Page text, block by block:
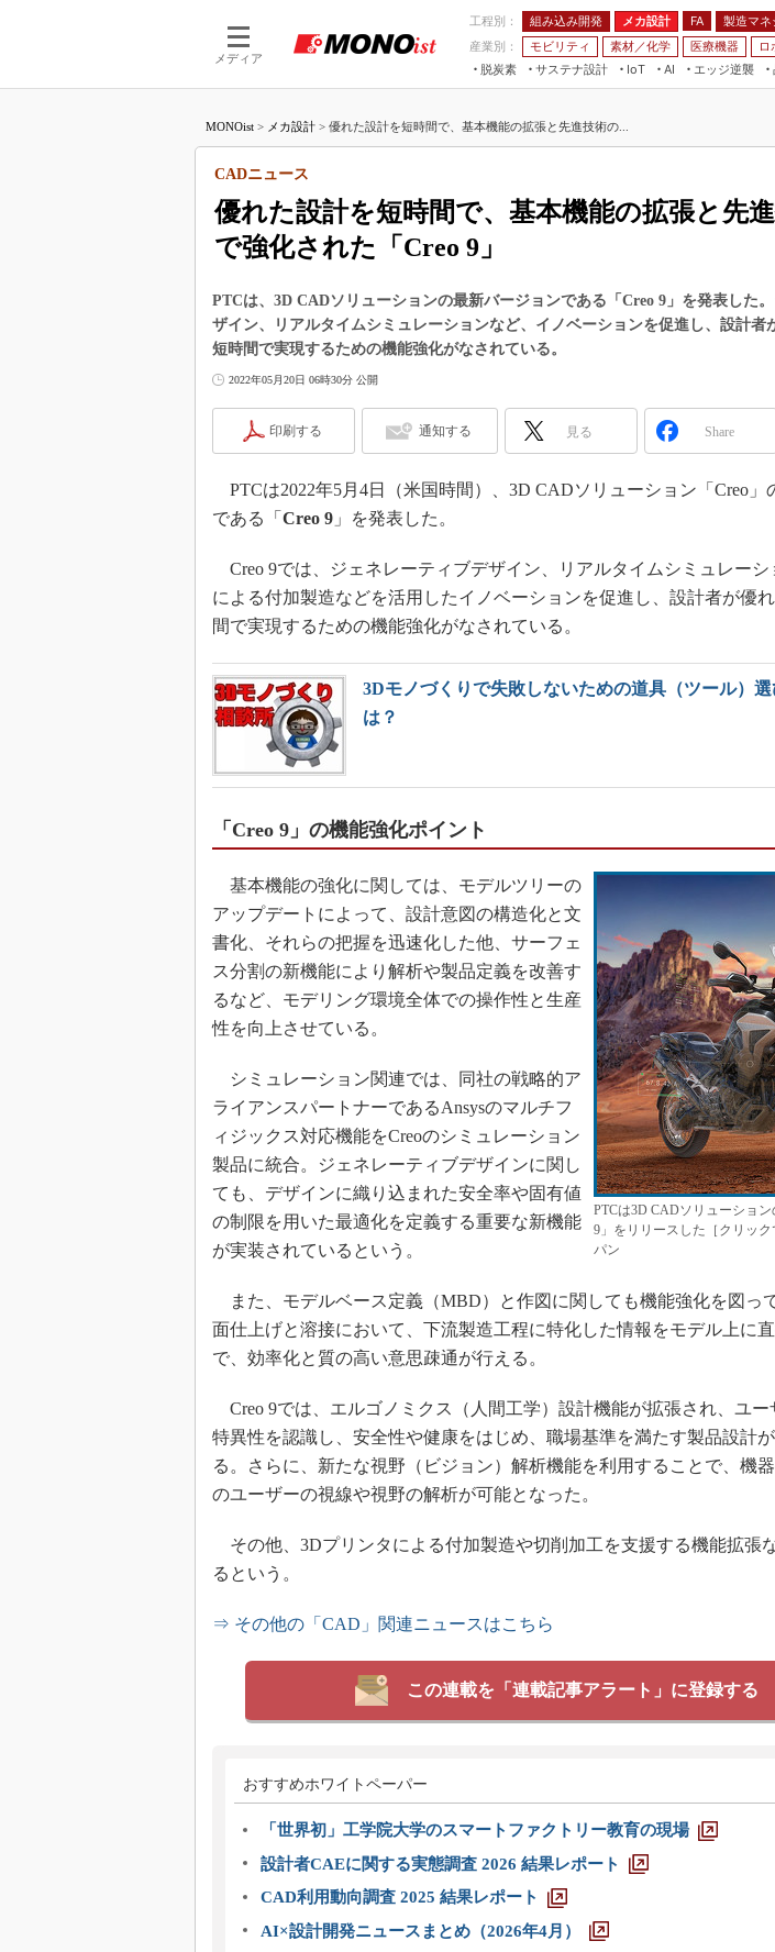
メディア
工程別： 組み込み開発 メカ設計 FA 製造マネ
産業別：
モビリティ 素材／化学 医療機器 ロ
脱炭素
サステナ設計
IoT
つながる工場
AI
AI×設備保全
エッジ逆襲
JIMTOF
IIFES
TECHNO-FRONTIER
EdgeTech+
日本ものづくりワールド
AUTOMOTIVE WORLD
VR／AR
フィールドサービス
組み込み画像技術
組み込みモデリング
ISO26262
3Dプリンタ
S＆OP
インダストリー4.0
制御セキュリティ
モビリティ
MONOist > メカ設計 > 優れた設計を短時間で、基本機能の拡張と先進技術の...
優れた設計を短時間で、基本機能の拡張と先
で強化された「Creo 9」
CADニュース
PTCは、3D CADソリューションの最新バージョンである「Creo 9」を発表した
ザイン、リアルタイムシミュレーションなど、イノベーションを促進し、設計者
短時間で実現するための機能強化がなされている。
2022年05月20日 06時30分 公開
印刷する 通知する 見る Share
PTCは2022年5月4日（米国時間）、3D CADソリューション「Creo」
である「 Creo 9 」を発表した。
Creo 9では、ジェネレーティブデザイン、リアルタイムシミュレーシ
による付加製造などを活用したイノベーションを促進し、設計者が優
間で実現するための機能強化がなされている。
3Dモノづくりで失敗しないための道具（ツール）
は？
「Creo 9」の機能強化ポイント
PTCは3D CADソリューショ
9」をリリースした［クリッ
パン
基本機能の強化に関しては、モデルツリーの
アップデートによって、設計意図の構造化と文
書化、それらの把握を迅速化した他、サーフェ
ス分割の新機能により解析や製品定義を改善す
るなど、モデリング環境全体での操作性と生産
性を向上させている。
シミュレーション関連では、同社の戦略的ア
ライアンスパートナーであるAnsysのマルチフ
ィジックス対応機能をCreoのシミュレーション
製品に統合。ジェネレーティブデザインに関し
ても、デザインに織り込まれた安全率や固有値
の制限を用いた最適化を定義する重要な新機能
が実装されているという。
また、モデルベース定義（MBD）と作図に関しても機能強化を図っ
面仕上げと溶接において、下流製造工程に特化した情報をモデル上に
で、効率化と質の高い意思疎通が行える。
Creo 9では、エルゴノミクス（人間工学）設計機能が拡張され、ユー
特異性を認識し、安全性や健康をはじめ、職場基準を満たす製品設計
る。さらに、新たな視野（ビジョン）解析機能を利用することで、機
のユーザーの視線や視野の解析が可能となった。
その他、3Dプリンタによる付加製造や切削加工を支援する機能拡張
るという。
⇒ その他の「CAD」関連ニュースはこちら
この連載を「連載記事アラート」に登録する
おすすめホワイトペーパー
「世界初」工学院大学のスマートファクトリー教育の現場
設計者CAEに関する実態調査 2026 結果レポート
CAD利用動向調査 2025 結果レポート
AI×設計開発ニュースまとめ（2026年4月）